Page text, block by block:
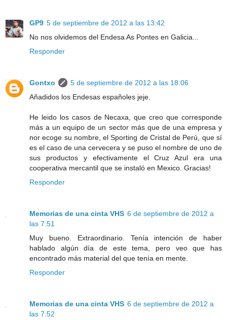
GP9 5 de septiembre de 2012 a las 13:42
No nos olvidemos del Endesa As Pontes en Galicia...
Responder
Gontxo
5 de septiembre de 2012 a las 18:06
Añadidos los Endesas españoles jeje.
He leido los casos de Necaxa, que creo que corresponde
más a un equipo de un sector más que de una empresa y
nor ecoge su nombre, el Sporting de Cristal de Perú, que sí
es el caso de una cervecera y se puso el nombre de uno de
sus productos y efectivamente el Cruz Azul era una
cooperativa mercantil que se instaló en Mexico. Gracias!
Responder
Memorias de una cinta VHS 6 de septiembre de 2012 a
las 7:51
Muy bueno. Extraordinario. Tenía intención de haber
hablado algún día de este tema, pero veo que has
encontrado más material del que tenía en mente.
Responder
Memorias de una cinta VHS 6 de septiembre de 2012 a
las 7:52